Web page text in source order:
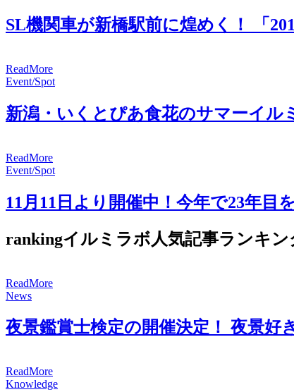
SL機関車が新橋駅前に煌めく！ 「
ReadMore
Event/Spot
新潟・いくとぴあ食花のサマーイル
ReadMore
Event/Spot
11月11日より開催中！今年で23年目
rankingイルミラボ人気記事ランキン
ReadMore
News
夜景鑑賞士検定の開催決定！ 夜景好
ReadMore
Knowledge